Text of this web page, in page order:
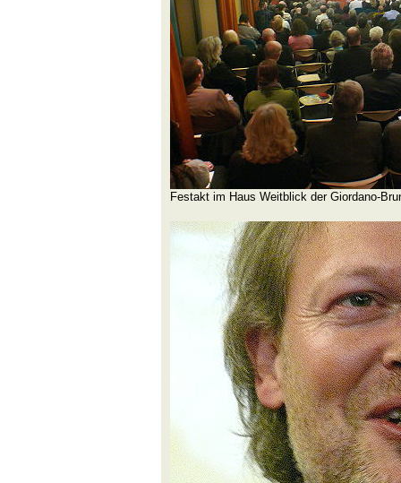
Festakt im Haus Weitblick der Giordano-